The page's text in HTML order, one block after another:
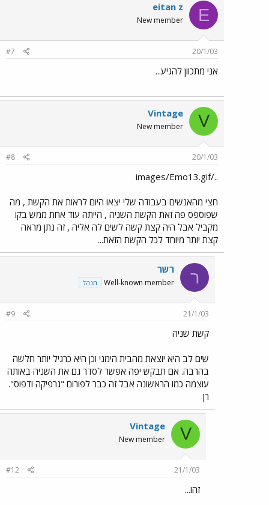
E
eitan z
New member
20/1/03
#7
אני מתכוון להגיע...
V
Vintage
New member
20/1/03
#8
../images/Emo13.gif
חצי מהאנשים בעבודה שלי יצאו היום לראות את הקשת , מה
שפוספס פה זאת הקשת השניה , הייתה עוד אחת ממש בקו
מקביל אבל היה קצת קשה לשים לה אליה , זה נתן מראה
קצת יותר מיוחד לכל הקשת הזאת...
ר רשר
Well-known member מנהל
21/1/03
#9
קשת שניה
שים לב היא יוצאת מהבית הימני וכן היא כרגיל יותר חלשה
בהרבה. אם תבקש יפה אפשר לסדר גם את השניה באותה
עוצמה כמו הראשונה אבל זה כבר לפורום "גרפיקה ודפוס".
רן
V
Vintage
New member
21/1/03
#12
זהו...